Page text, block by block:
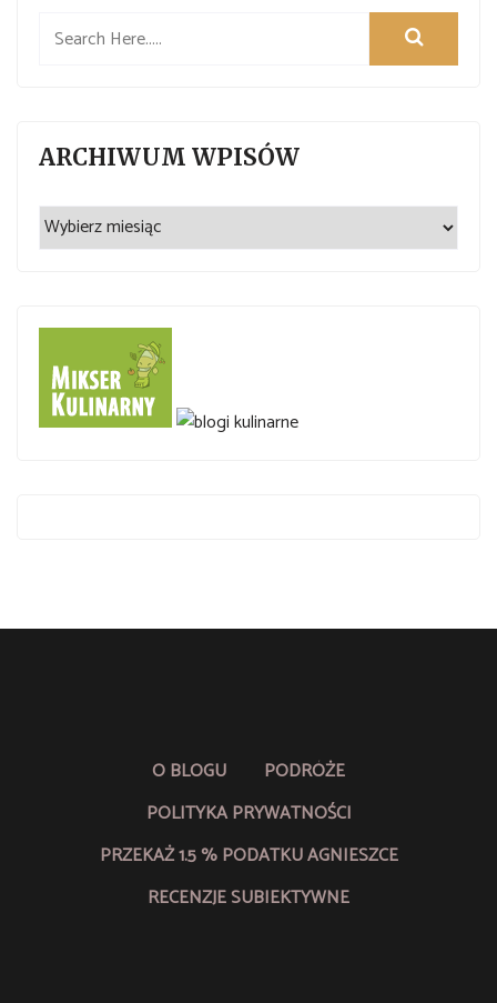
ARCHIWUM WPISÓW
Archiwum
wpisów
O BLOGU
PODRÓŻE
POLITYKA PRYWATNOŚCI
PRZEKAŻ 1.5 % PODATKU AGNIESZCE
RECENZJE SUBIEKTYWNE